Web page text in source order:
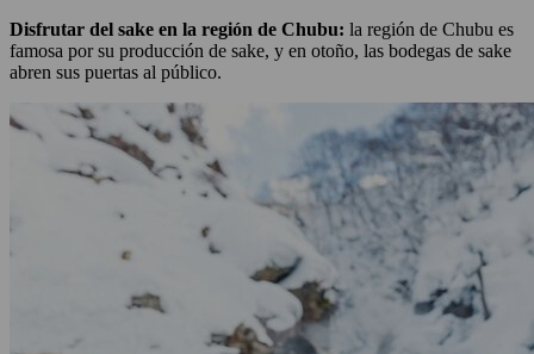
Disfrutar del sake en la región de Chubu: la región de Chubu es
famosa por su producción de sake, y en otoño, las bodegas de sake
abren sus puertas al público.